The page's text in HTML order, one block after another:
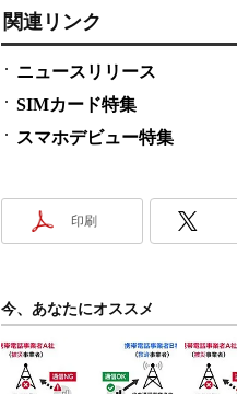
関連リンク
ニュースリリース
SIMカード特集
スマホデビュー特集
印刷
今、あなたにオススメ